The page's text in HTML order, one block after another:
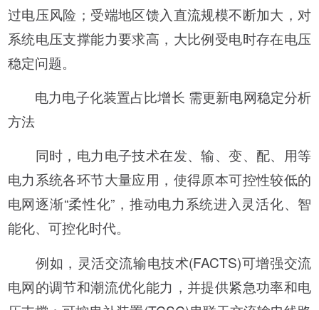
过电压风险；受端地区馈入直流规模不断加大，对
系统电压支撑能力要求高，大比例受电时存在电压
稳定问题。
电力电子化装置占比增长 需更新电网稳定分析
方法
同时，电力电子技术在发、输、变、配、用等
电力系统各环节大量应用，使得原本可控性较低的
电网逐渐“柔性化”，推动电力系统进入灵活化、智
能化、可控化时代。
例如，灵活交流输电技术(FACTS)可增强交流
电网的调节和潮流优化能力，并提供紧急功率和电